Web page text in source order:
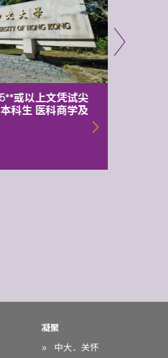
或以上文凭试尖
科生 医科商学及
凝聚
中大．关怀